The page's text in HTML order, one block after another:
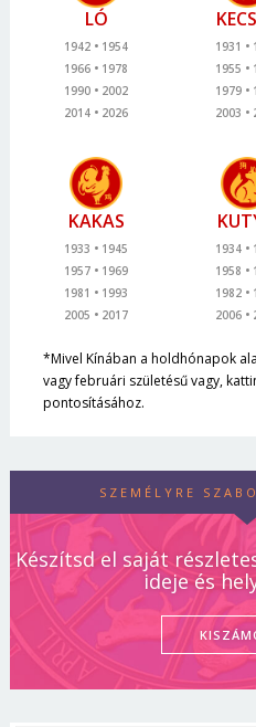
LÓ
1942
1954
1966
1978
1990
2002
2014
2026
1931
1955
1979
2003
KAKAS
1933
1945
1957
1969
1981
1993
2005
2017
1934
1958
1982
2006
*Mivel Kínában a holdhónapok
vagy februári születésű vagy,
pontosításához.
SZEMÉLYRE
Készítsd el saját
ideje és